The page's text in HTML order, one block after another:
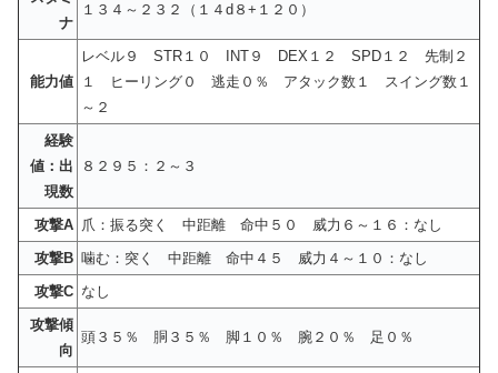
ナ
１３４～２３２（１４d８+１２０）
能力値
レベル９ STR１０ INT９ DEX１２ SPD１２ 先制２
１ ヒーリング０ 逃走０％ アタック数１ スイング数１
～２
経験
値：出
現数
８２９５：２～３
攻撃A 爪：振る突く 中距離 命中５０ 威力６～１６：なし
攻撃B 噛む：突く 中距離 命中４５ 威力４～１０：なし
攻撃C なし
攻撃傾
向
頭３５％ 胴３５％ 脚１０％ 腕２０％ 足０％